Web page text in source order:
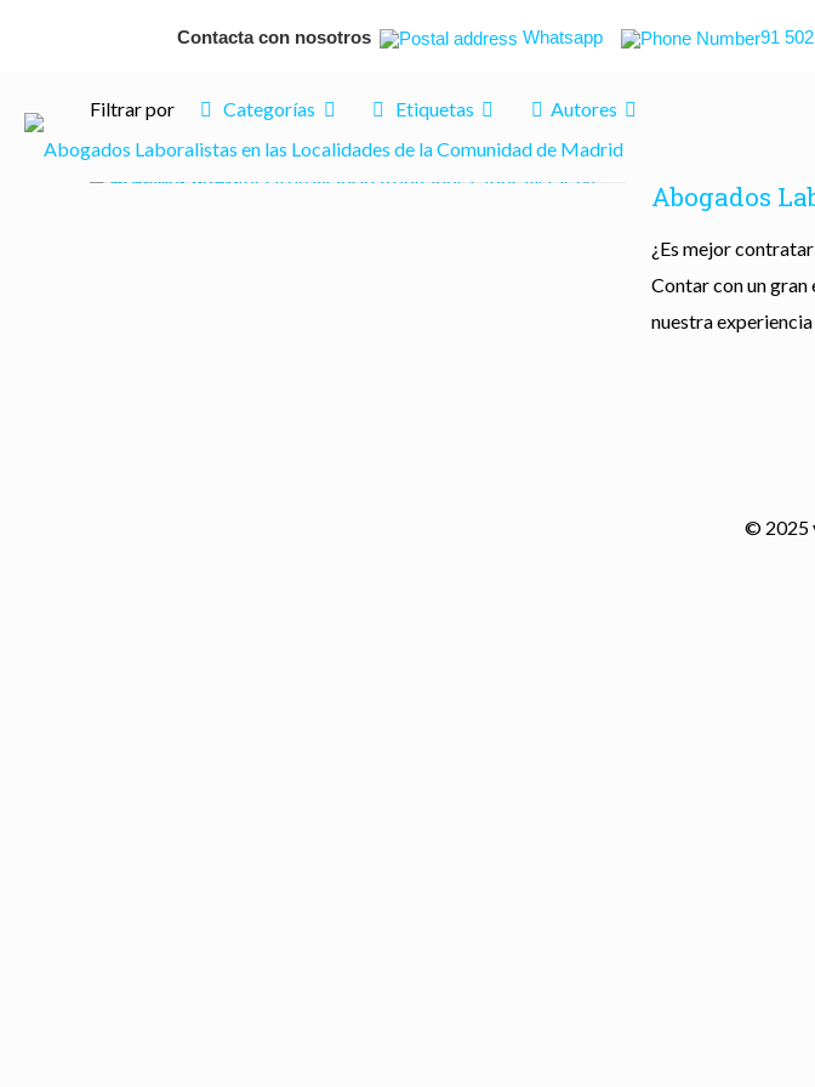
Contacta con nosotros Whatsapp 91
Filtrar por Categorías Etiquetas Autores
Abogados
¿Es mejor
Contar con un
nuestra
© 2025